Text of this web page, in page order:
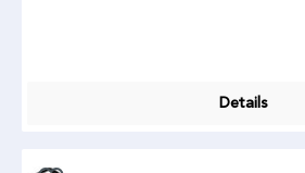
Details